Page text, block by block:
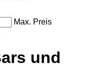
Max. Preis
und